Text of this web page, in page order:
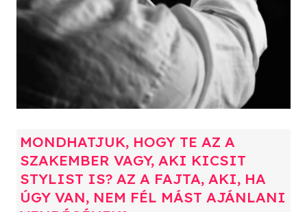
MONDHATJUK, HOGY TE AZ A
SZAKEMBER VAGY, AKI KICSIT
STYLIST IS? AZ A FAJTA, AKI, HA
ÚGY VAN, NEM FÉL MÁST AJÁNLANI